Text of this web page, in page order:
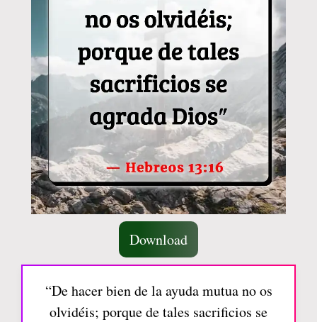
Download
“De hacer bien de la ayuda mutua no os
olvidéis; porque de tales sacrificios se